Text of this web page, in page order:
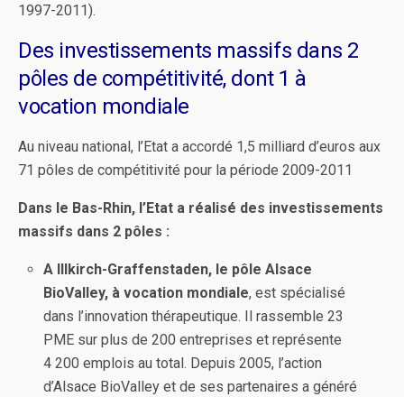
1997-2011).
Des investissements massifs dans 2
pôles de compétitivité, dont 1 à
vocation mondiale
Au niveau national, l’Etat a accordé 1,5 milliard d’euros aux
71 pôles de compétitivité pour la période 2009-2011
Dans le Bas-Rhin, l’Etat a réalisé des investissements
massifs dans 2 pôles :
A Illkirch-Graffenstaden, le pôle Alsace
BioValley, à vocation mondiale, est spécialisé
dans l’innovation thérapeutique. Il rassemble 23
PME sur plus de 200 entreprises et représente
4 200 emplois au total. Depuis 2005, l’action
d’Alsace BioValley et de ses partenaires a généré